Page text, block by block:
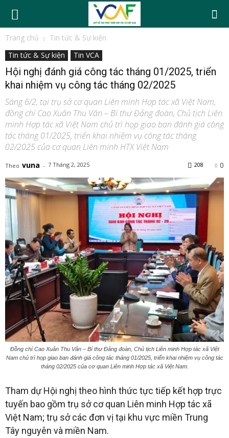
Trang chủ
Tin tức & Sự kiện
Tin tức & Sự kiện
Tin VCA
Hội nghị đánh giá công tác tháng 01/2025, triển
khai nhiệm vụ công tác tháng 02/2025
Sáng 6/2, tại trụ sở cơ quan Liên minh Hợp tác xã Việt Nam,
đồng chí Cao Xuân Thu Vân – Bí thư Đảng đoàn, Chủ tịch Liên
minh Hợp tác xã Việt Nam chủ trì họp giao ban đánh giá công
tác tháng 01/2025, triển khai nhiệm vụ công tác tháng
02/2025 của cơ quan Liên minh HTX Việt Nam
Theo vuna - 7 Tháng 2, 2025 0
208
Đồng chí Cao Xuân Thu Vân – Bí thư Đảng đoàn, Chủ tịch Liên minh Hợp tác xã Việt
Nam chủ trì họp giao ban đánh giá công tác tháng 01/2025, triển khai nhiệm vụ công tác
tháng 02/2025 của cơ quan Liên minh Hợp tác xã Việt Nam.
Tham dự Hội nghị theo hình thức tực tiếp kết hợp trực
tuyến bao gồm trụ sở cơ quan Liên minh Hợp tác xã
Việt Nam; trụ sở các đơn vị tại khu vực miền Trung
Tây nguyên và miền Nam.